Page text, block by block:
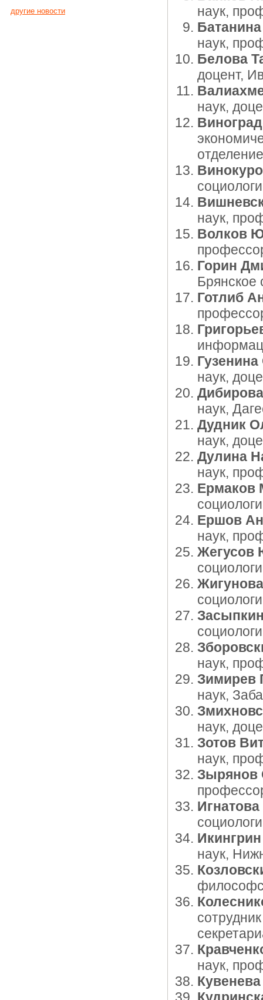
другие новости
наук,
наук,
Белова
доцент,
наук,
отделение
наук,
Волков
Горин
Брянское
Готлиб
наук,
наук,
Дудник
наук,
Дулина
наук,
Ермаков
Ершов
наук,
Жегусов
наук,
Зимирев
наук,
наук,
Зотов
наук,
Зырянов
наук,
наук,